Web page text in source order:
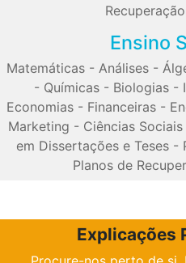
Recuperação
Ensino
Matemáticas - Análises -
- Químicas- Biologias-
Economias- Financeiras-
Marketing - Ciências Sociais
em Dissertações e Teses -
Planos de
Explicações